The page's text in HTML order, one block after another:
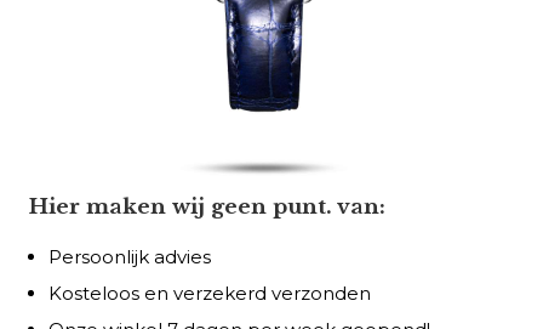
Hier maken wij geen punt. van:
Persoonlijk advies
Kosteloos en verzekerd verzonden